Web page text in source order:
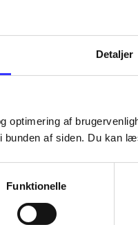
Detaljer
optimering af
af siden. Du kan
Funktionelle